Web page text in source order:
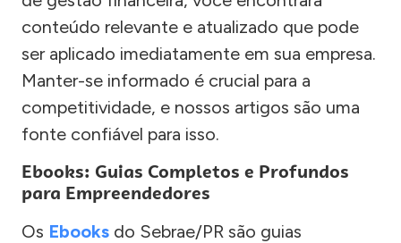
conteúdo relevante e atualizado que pode
ser aplicado imediatamente em sua empresa.
Manter-se informado é crucial para a
competitividade, e nossos artigos são uma
fonte confiável para isso.
Ebooks: Guias Completos e Profundos
para Empreendedores
Os Ebooks do Sebrae/PR são guias